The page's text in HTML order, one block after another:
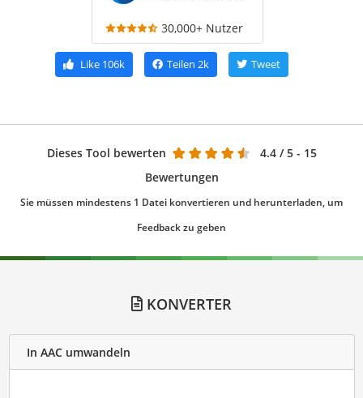
30,000+ Nutzer
Like 106k Teilen 2k Tweet
Dieses Tool bewerten 4.4 / 5 - 15
Bewertungen
Sie müssen mindestens 1 Datei konvertieren und herunterladen, um
Feedback zu geben
KONVERTER
In AAC umwandeln